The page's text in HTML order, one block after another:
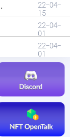
22-04-
15
22-04-
01
22-04-
01